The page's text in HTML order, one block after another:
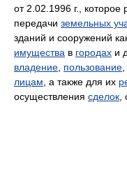
от 2.02.1996 г., которое
передачи земельных
зданий и сооружений
имущества в городах и
владение пользование
лицам , а также для их
осуществления сделок